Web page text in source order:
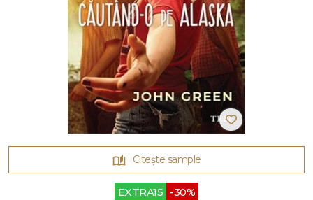
Citește sample
EXTRA15 -30%